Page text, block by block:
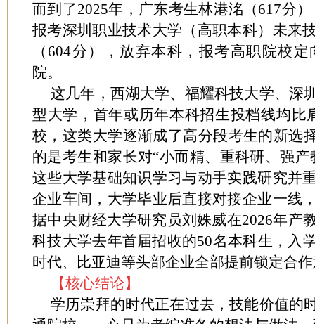
而到了2025年，广东考生林港洺（617分
报考深圳职业技术大学（高职本科）未来
（604分），放弃本科，报考高职院校
院。
这几年，西湖大学、福耀科技大学、深
型大学，首年或历年本科招生投档线均比
校，这类大学逐渐成了高分段考生的新选
的是考生和家长对“小而精、重科研、强
这些大学基础知识学习与动手实践研究并
企业车间，大学毕业后直接对接企业一线
据中央财经大学研究员刘姝威在2026年产
科技大学去年首届招收的50名本科生，入
时代、比亚迪等头部企业全部提前锁定合
【核心结论】
学历崇拜的时代正在过去，技能价值的